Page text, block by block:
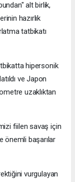
alt birlik,
hazırlık
tatbikatı
hipersonik
ve Japon
uzaklıktan
fiilen savaş için
önemli başarılar
vurgulayan